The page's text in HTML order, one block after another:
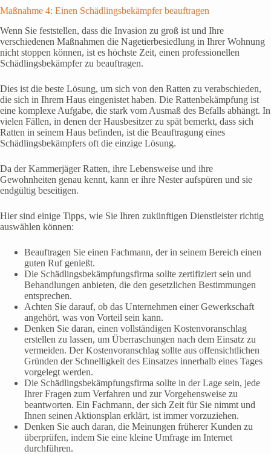
Maßnahme 4: Einen Schädlingsbekämpfer beauftragen
Wenn Sie feststellen, dass die Invasion zu groß ist und Ihre
verschiedenen Maßnahmen die Nagetierbesiedlung in Ihrer Wohnung
nicht stoppen können, ist es höchste Zeit, einen professionellen
Schädlingsbekämpfer zu beauftragen.
Dies ist die beste Lösung, um sich von den Ratten zu verabschieden,
die sich in Ihrem Haus eingenistet haben. Die Rattenbekämpfung ist
eine komplexe Aufgabe, die stark vom Ausmaß des Befalls abhängt. In
vielen Fällen, in denen der Hausbesitzer zu spät bemerkt, dass sich
Ratten in seinem Haus befinden, ist die Beauftragung eines
Schädlingsbekämpfers oft die einzige Lösung.
Da der Kammerjäger Ratten, ihre Lebensweise und ihre
Gewohnheiten genau kennt, kann er ihre Nester aufspüren und sie
endgültig beseitigen.
Hier sind einige Tipps, wie Sie Ihren zukünftigen Dienstleister richtig
auswählen können:
Beauftragen Sie einen Fachmann, der in seinem Bereich einen
guten Ruf genießt.
Die Schädlingsbekämpfungsfirma sollte zertifiziert sein und
Behandlungen anbieten, die den gesetzlichen Bestimmungen
entsprechen.
Achten Sie darauf, ob das Unternehmen einer Gewerkschaft
angehört, was von Vorteil sein kann.
Denken Sie daran, einen vollständigen Kostenvoranschlag
erstellen zu lassen, um Überraschungen nach dem Einsatz zu
vermeiden. Der Kostenvoranschlag sollte aus offensichtlichen
Gründen der Schnelligkeit des Einsatzes innerhalb eines Tages
vorgelegt werden.
Die Schädlingsbekämpfungsfirma sollte in der Lage sein, jede
Ihrer Fragen zum Verfahren und zur Vorgehensweise zu
beantworten. Ein Fachmann, der sich Zeit für Sie nimmt und
Ihnen seinen Aktionsplan erklärt, ist immer vorzuziehen.
Denken Sie auch daran, die Meinungen früherer Kunden zu
überprüfen, indem Sie eine kleine Umfrage im Internet
durchführen.